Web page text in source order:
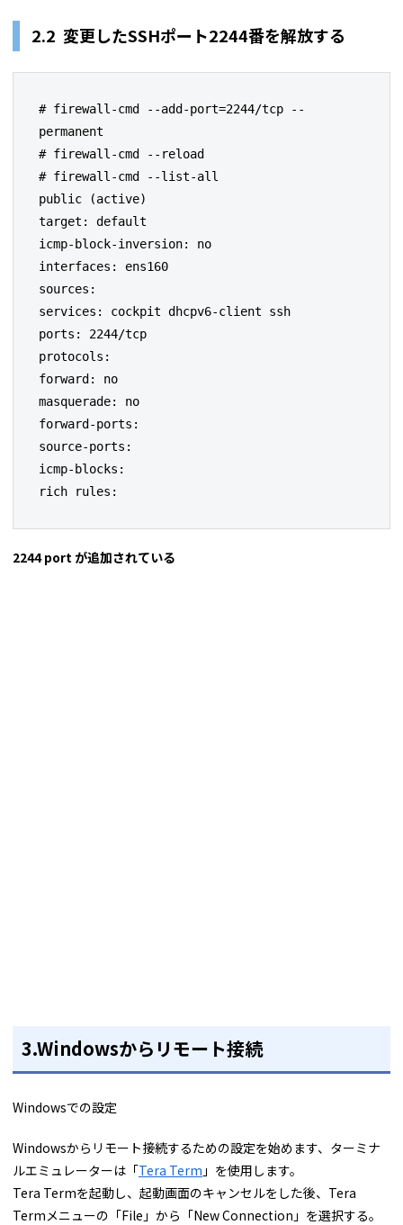
2.2 変更したSSHポート2244番を解放する
# firewall-cmd --add-port=2244/tcp --
permanent
# firewall-cmd --reload
# firewall-cmd --list-all
public (active)
target: default
icmp-block-inversion: no
interfaces: ens160
sources:
services: cockpit dhcpv6-client ssh
ports: 2244/tcp
protocols:
forward: no
masquerade: no
forward-ports:
source-ports:
icmp-blocks:
rich rules:
2244 port が追加されている
3.Windowsからリモート接続
Windowsでの設定
Windowsからリモート接続するための設定を始めます、ターミナ
ルエミュレーターは「Tera Term 」を使用します。
Tera Termを起動し、起動画面のキャンセルをした後、Tera
Termメニューの「File」から「New Connection」を選択する。